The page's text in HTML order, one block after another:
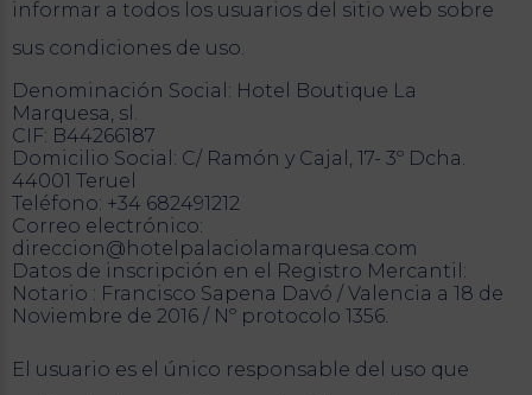
informar a todos los usuarios del sitio web sobre
sus condiciones de uso.
Denominación Social: Hotel Boutique La
Marquesa, sl.
CIF: B44266187
Domicilio Social: C/ Ramón y Cajal, 17- 3º Dcha.
44001 Teruel
Teléfono: +34 682491212
Correo electrónico:
direccion@hotelpalaciolamarquesa.com
Datos de inscripción en el Registro Mercantil:
Notario : Francisco Sapena Davó / Valencia a 18 de
Noviembre de 2016 / Nº protocolo 1356.
El usuario es el único responsable del uso que